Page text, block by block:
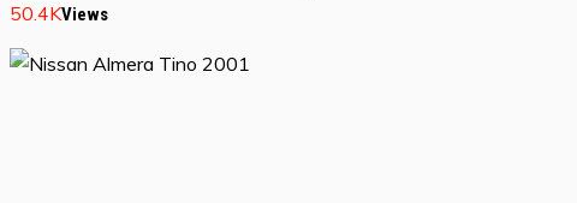
50.4KViews